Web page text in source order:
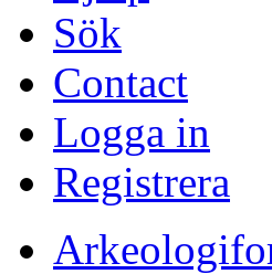
Sök
Contact
Logga in
Registrera